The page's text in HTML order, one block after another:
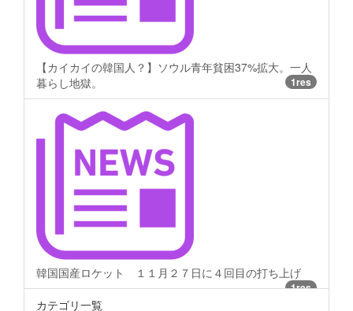
【カイカイの韓国人？】ソウル青年貧困37%拡大。一人
暮らし地獄。
1res
韓国国産ロケット １１月２７日に４回目の打ち上げ
1res
カテゴリ一覧